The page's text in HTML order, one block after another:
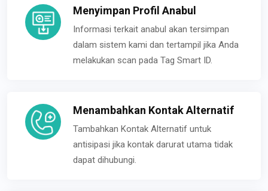
Menyimpan Profil Anabul
Informasi terkait anabul akan tersimpan
dalam sistem kami dan tertampil jika Anda
melakukan scan pada Tag Smart ID.
Menambahkan Kontak Alternatif
Tambahkan Kontak Alternatif untuk
antisipasi jika kontak darurat utama tidak
dapat dihubungi.